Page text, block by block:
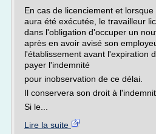
En cas de licenciement et
aura été exécutée, le travailleur
dans l'obligation d'occuper un
après en avoir avisé son
l'établissement avant l'expiration
payer l'indemnité
pour inobservation de ce délai.
Il conservera son droit à
Si le...
Lire la suite